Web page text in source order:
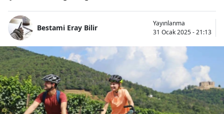
Balıkesir
Bilecik
Bingöl
Bitlis
Bolu
Bestami Eray Bilir
Yayınlanma
31 Ocak 2025 - 21:13